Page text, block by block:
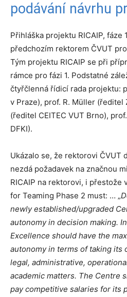
podávání návrhu
Přihláška projektu RICAIP, fáze
předchozím rektorem ČVUT
Tým projektu RICAIP se při
rámce pro fázi 1. Podstatné
čtyřčlenná řídicí rada projektu:
v Praze), prof. R. Müller (ředitel
(ředitel CEITEC VUT Brno),
DFKI).
Ukázalo se, že rektorovi ČVUT
nezdá požadavek na značnou
RICAIP na rektorovi, i přestože
for Teaming Phase 2 must: … „
newly established/upgraded
autonomy in decision making.
Excellence should have the
autonomy in terms of taking its
legal, administrative,
academic matters. The Centre
pay competitive salaries for its